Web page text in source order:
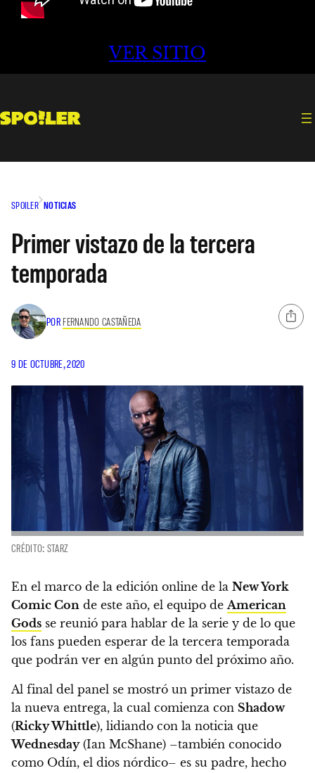
VER SITIO
SPOILER NOTICIAS
Primer vistazo de la tercera
temporada
POR FERNANDO CASTAÑEDA
9 DE OCTUBRE, 2020
CRÉDITO: STARZ
En el marco de la edición online de la New York
Comic Con de este año, el equipo deAmerican
Gods se reunió para hablar de la serie y de lo que
los fans pueden esperar de la tercera temporada
que podrán ver en algún punto del próximo año.
Al final del panel se mostró un primer vistazo de
la nueva entrega, la cual comienza con Shadow
(Ricky Whittle), lidiando con la noticia que
Wednesday(Ian McShane) –también conocido
como Odín, el dios nórdico– es su padre, hecho